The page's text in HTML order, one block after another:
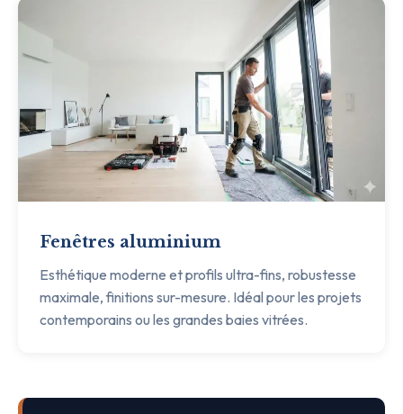
Fenêtres aluminium
Esthétique moderne et profils ultra-fins, robustesse
maximale, finitions sur-mesure. Idéal pour les projets
contemporains ou les grandes baies vitrées.